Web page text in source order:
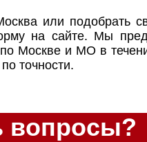
или подобрать
на сайте. Мы
Москве и МО в
точности.
вопросы?